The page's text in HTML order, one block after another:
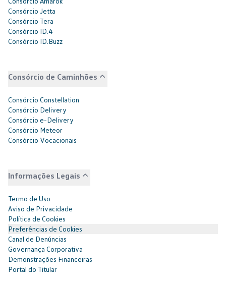
Consórcio Jetta
Consórcio Tera
Consórcio ID.4
Consórcio ID.Buzz
Consórcio de Caminhões
Consórcio Constellation
Consórcio Delivery
Consórcio e-Delivery
Consórcio Meteor
Consórcio Vocacionais
Informações Legais
Termo de Uso
Aviso de Privacidade
Política de Cookies
Preferências de Cookies
Canal de Denúncias
Governança Corporativa
Demonstrações Financeiras
Portal do Titular